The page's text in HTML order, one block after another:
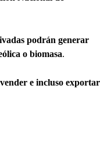
podrán generar
o biomasa.
e incluso exportar